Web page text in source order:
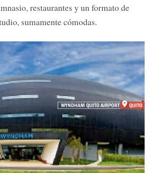
restaurantes y un formato de
sumamente cómodas.